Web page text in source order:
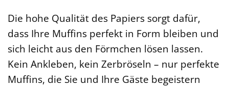
Die hohe Qualität des Papiers sorgt dafür,
dass Ihre Muffins perfekt in Form bleiben und
sich leicht aus den Förmchen lösen lassen.
Kein Ankleben, kein Zerbröseln – nur perfekte
Muffins, die Sie und Ihre Gäste begeistern